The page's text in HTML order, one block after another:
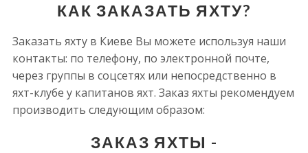
КАК ЗАКАЗАТЬ ЯХТУ?
Заказать яхту в Киеве Вы можете используя наши
контакты: по телефону, по электронной почте,
через группы в соцсетях или непосредственно в
яхт-клубе у капитанов яхт. Заказ яхты рекомендуем
производить следующим образом:
ЗАКАЗ ЯХТЫ -